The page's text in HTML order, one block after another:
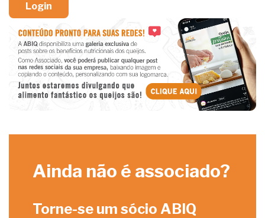
Ainda não é associado?
Torne-se um sócio ABIQ